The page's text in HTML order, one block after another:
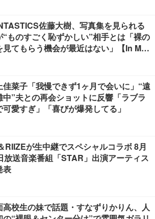
佐藤大樹、写真集を見られる
“ものすごく恥ずかしい”相手とは「裸の
見てもらう機会が最近はない」【In Moti
佳菜子「我慢できず1ヶ月で会いに」“遠
中”夫との再会ショットに反響「ラブラ
可愛すぎ」「喜びが爆発してる」
RIIZEが生中継でスペシャルコラボ 8月
放送音楽番組「STAR」出演アーティス
表
高校生の妹で話題・すなずりかりん、人